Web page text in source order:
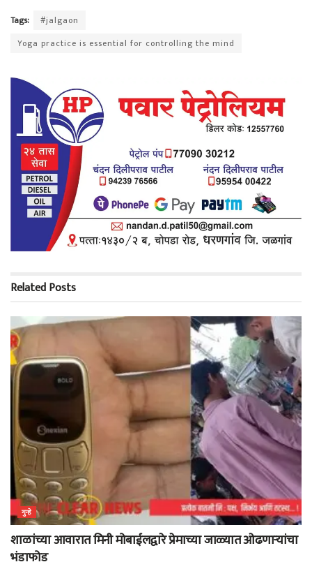
Tags:
#jalgaon
Yoga practice is essential for controlling the mind
RelatedPosts
गुन्हे
शाळांच्या आवारात मिनी मोबाईलद्वारे प्रेमाच्या जाळ्यात ओढणाऱ्यांचा
भंडाफोड